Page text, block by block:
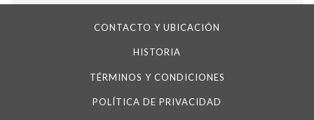
CONTACTO Y UBICACIÓN
HISTORIA
TÉRMINOS Y CONDICIONES
POLÍTICA DE PRIVACIDAD